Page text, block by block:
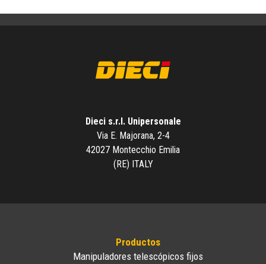
Dieci s.r.l. Unipersonale
Via E. Majorana, 2-4
42027 Montecchio Emilia
(RE) ITALY
Productos
Manipuladores telescópicos fijos